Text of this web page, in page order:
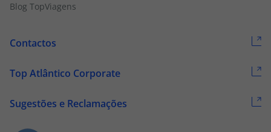
Blog TopViagens
Contactos
Top Atlântico Corporate
Sugestões e Reclamações